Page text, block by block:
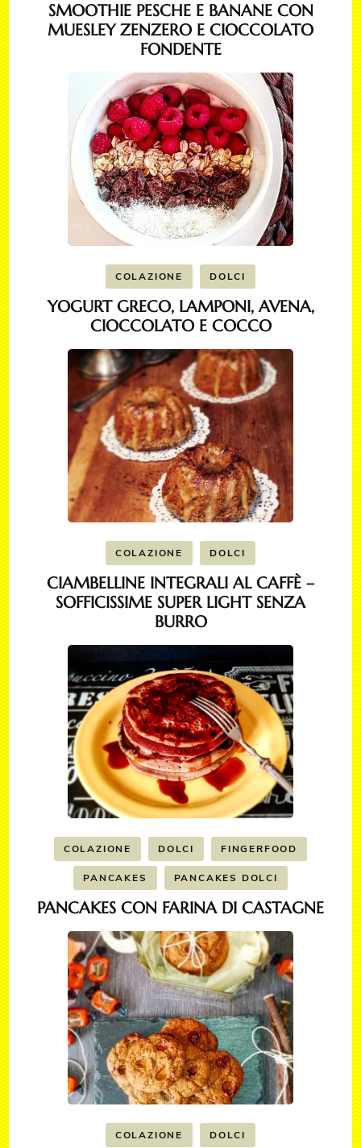
SMOOTHIE PESCHE E BANANE CON
MUESLEY ZENZERO E CIOCCOLATO
FONDENTE
COLAZIONE DOLCI
YOGURT GRECO, LAMPONI, AVENA,
CIOCCOLATO E COCCO
COLAZIONE DOLCI
CIAMBELLINE INTEGRALI AL CAFFÈ –
SOFFICISSIME SUPER LIGHT SENZA
BURRO
COLAZIONE DOLCI FINGERFOOD
PANCAKES PANCAKES DOLCI
PANCAKES CON FARINA DI CASTAGNE
COLAZIONE DOLCI